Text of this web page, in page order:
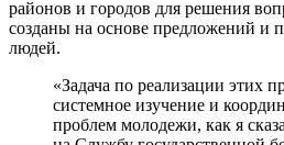
районов и городов для решения
созданы на основе предложений и
людей.
«Задача по реализации этих
системное изучение и
проблем молодежи, как я